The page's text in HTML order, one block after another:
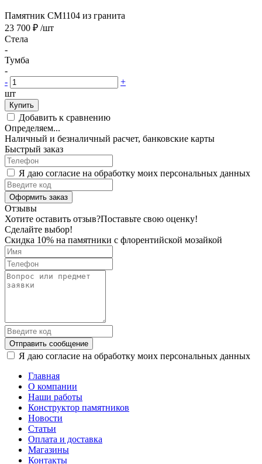
Памятник CM1104 из гранита
23 700 ₽ /шт
Стела
-
Тумба
-
-
+
шт
Купить
Добавить к сравнению
Определяем...
Наличный и безналичный расчет, банковские карты
Быстрый заказ
Я даю согласие на обработку моих персональных данных
Оформить заказ
Отзывы
Хотите оставить отзыв?Поставьте свою оценку!
Сделайте выбор!
Скидка 10% на памятники с флорентийской мозайкой
Отправить сообщение
Я даю согласие на обработку моих персональных данных
Главная
О компании
Наши работы
Конструктор памятников
Новости
Статьи
Оплата и доставка
Магазины
Контакты